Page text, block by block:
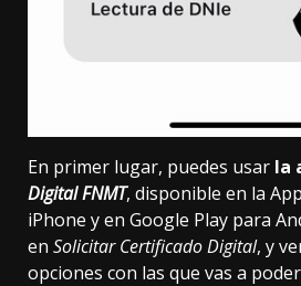
En primer lugar, puedes usar la
Digital FNMT, disponible en la
iPhone yen Google Play para
en Solicitar Certificado Digital, y
opciones con las que vas a